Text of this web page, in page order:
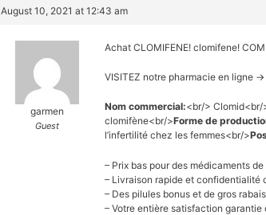
August 10, 2021 at 12:43 am
garmen
Guest
Achat CLOMIFENE! clomifene!
VISITEZ notre pharmacie en ligne ->
Nom commercial:<br/> Clomid<br/
clomifène<br/>Forme de
l’infertilité chez les femmes<br/>
– Prix bas pour des médicaments
– Livraison rapide et confidentialité
– Des pilules bonus et de gros
– Votre entière satisfaction